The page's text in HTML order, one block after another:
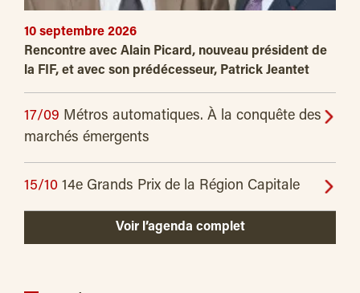
10 septembre 2026
Rencontre avec Alain Picard, nouveau président de
la FIF, et avec son prédécesseur, Patrick Jeantet
17/09 Métros automatiques. À la conquête des
marchés émergents
15/10 14e Grands Prix de la Région Capitale
Voir l’agenda complet